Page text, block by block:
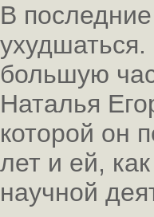
В
большую
Наталья
которой он
лет и ей,
научной